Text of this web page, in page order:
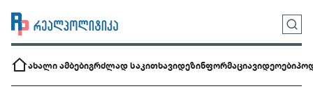
ახალი ამბებიგრძლად საკითხავიდეზინფორმაციავიდეოები